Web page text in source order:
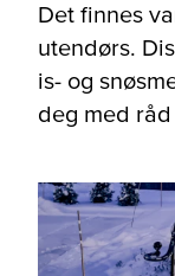
Det finnes
utendørs.
is- og
deg med